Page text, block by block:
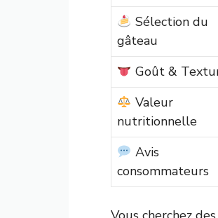
Sélection du
gâteau
Goût &
Valeur
nutritionnelle
Avis
consommateurs